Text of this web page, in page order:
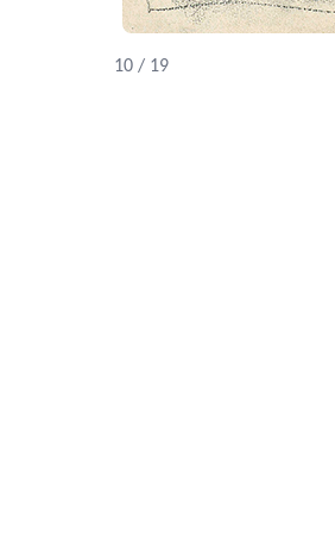
10 / 19